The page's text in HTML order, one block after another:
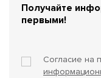
Получайте
первыми!
Согласие на